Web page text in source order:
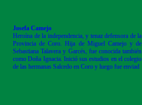
Josefa Camejo
Heroína de la independencia, y tenaz defensora de la
Provincia de Coro. Hija de Miguel Camejo y de
Sebastiana Talavera y Garcés, fue conocida también
como Doña Ignacia. Inició sus estudios en el colegio
de las hermanas Salcedo en Coro y luego fue enviad